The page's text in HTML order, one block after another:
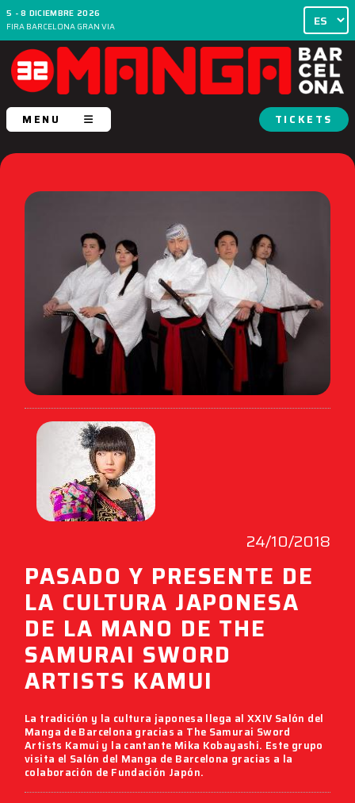
5 - 8 DICIEMBRE 2026
FIRA BARCELONA GRAN VIA
MENU TICKETS
24/10/2018
PASADO Y PRESENTE DE
LA CULTURA JAPONESA
DE LA MANO DE THE
SAMURAI SWORD
ARTISTS KAMUI
La tradición y la cultura japonesa llega al XXIV Salón del
Manga de Barcelona gracias a The Samurai Sword
Artists Kamui y la cantante Mika Kobayashi. Este grupo
visita el Salón del Manga de Barcelona gracias a la
colaboración de Fundación Japón.